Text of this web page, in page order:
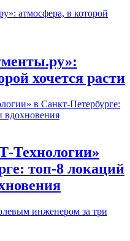
хочется расти
Технологии»
топ-8 локаций